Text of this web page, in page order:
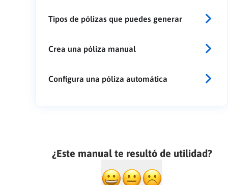
Tipos de pólizas que puedes generar
Crea una póliza manual
Configura una póliza automática
¿Este manual te resultó de utilidad?